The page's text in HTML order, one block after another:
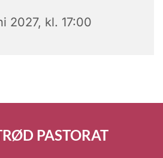
2027, kl. 17:00
PASTORAT